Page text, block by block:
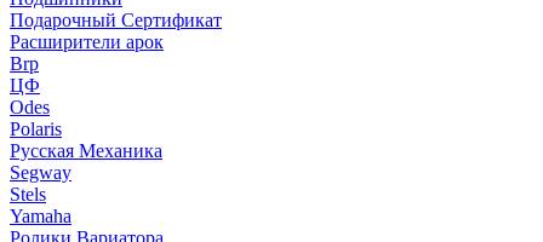
Подарочный Сертификат
Расширители арок
Brp
ЦФ
Odes
Polaris
Русская Механика
Segway
Stels
Yamaha
Ролики Вариатора